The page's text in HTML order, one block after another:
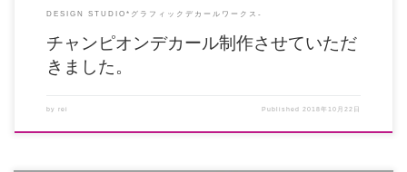
DESIGN STUDIO*グラフィックデカールワークス-
チャンピオンデカール制作させていただ
きました。
by rei Published2018年10月22日